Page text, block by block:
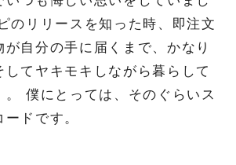
のリリースを知った時、即注文
が自分の手に届くまで、かなり
してヤキモキしながら暮らして
。 僕にとっては、そのぐらいス
ドです。